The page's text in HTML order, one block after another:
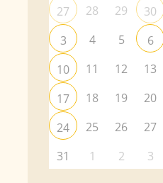
27 28 29 30
3
4 5 6
10
11 12 13
17
18 19 20
24
25 26 27
31
1 2 3